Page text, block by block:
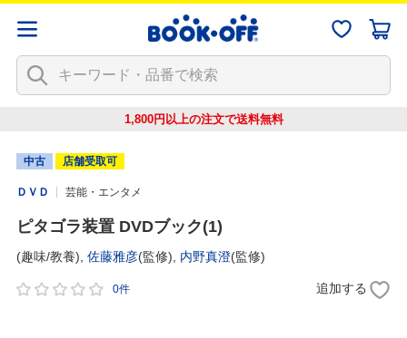
1,800円以上の注文で送料無料
中古 店舗受取可
ＤＶＤ 芸能・エンタメ
ピタゴラ装置 DVDブック(1)
(趣味/教養), 佐藤雅彦(監修), 内野真澄(監修)
0件 追加する